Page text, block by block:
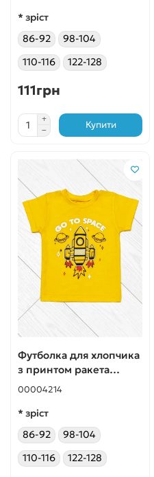
* зріст
86-92
98-104
110-116
122-128
111грн
Купити
Футболка для хлопчика
з принтом ракета
жовта
00004214
* зріст
86-92
98-104
110-116
122-128